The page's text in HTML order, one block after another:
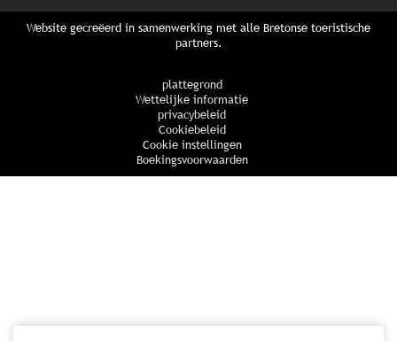
Website gecreëerd in samenwerking met alle Bretonse toeristische
partners.
plattegrond
Wettelijke informatie
privacybeleid
Cookiebeleid
Cookie instellingen
Boekingsvoorwaarden